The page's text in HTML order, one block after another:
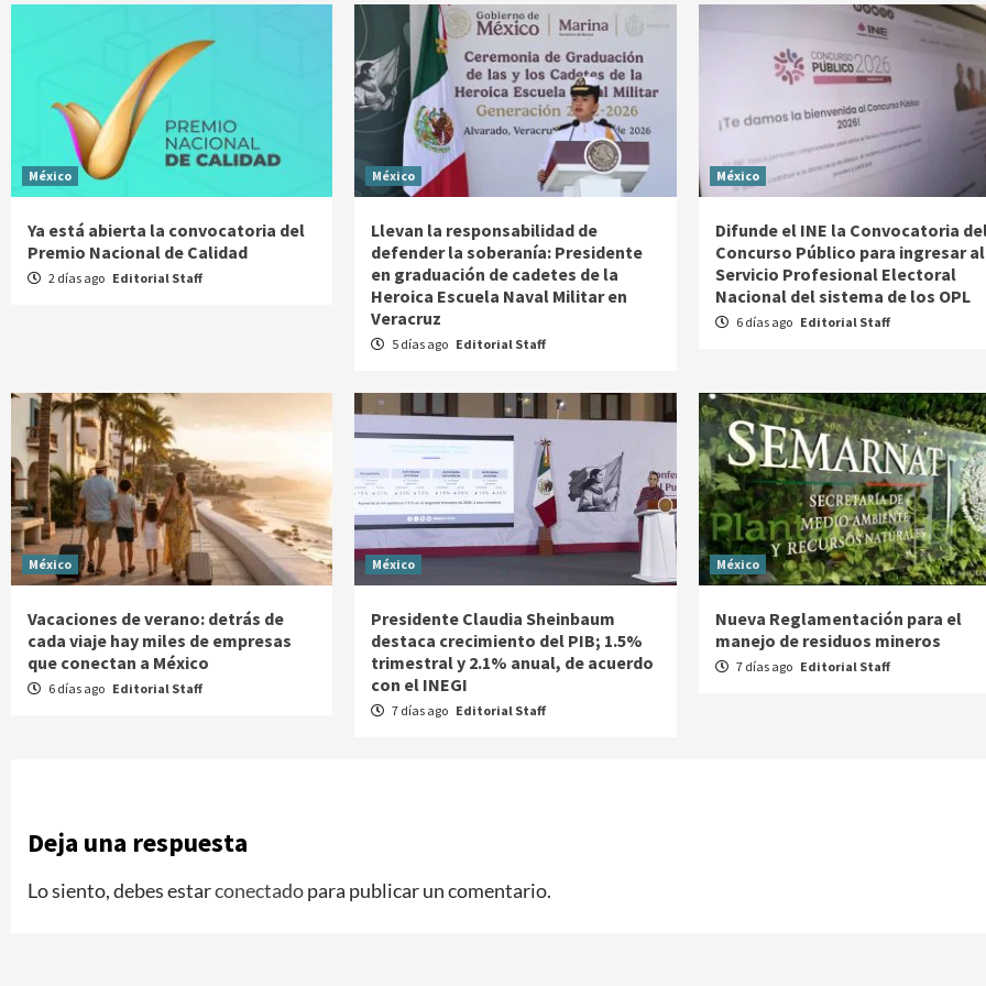
México
Ya está abierta la convocatoria del
Premio Nacional de Calidad
2 días ago Editorial Staff
México
Llevan la responsabilidad de
defender la soberanía: Presidente
en graduación de cadetes de la
Heroica Escuela Naval Militar en
Veracruz
5 días ago Editorial Staff
México
Difunde el INE la Convocatoria
Concurso Público para ingresar al
Servicio Profesional Electoral
Nacional del sistema de los OPL
6 días ago Editorial Staff
México
Vacaciones de verano: detrás de
cada viaje hay miles de empresas
que conectan a México
6 días ago Editorial Staff
México
Presidente Claudia Sheinbaum
destaca crecimiento del PIB; 1.5%
trimestral y 2.1% anual, de acuerdo
con el INEGI
7 días ago Editorial Staff
México
Nueva Reglamentación para el
manejo de residuos mineros
7 días ago Editorial Staff
Deja una respuesta
Lo siento, debes estarconectadopara publicar un comentario.